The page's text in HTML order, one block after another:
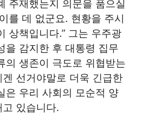
주재했는지 의문을 품으실
를 데 없군요. 현황을 주시
상책입니다.” 그는 우주광
을 감지한 후 대통령 집무
의 생존이 극도로 위협받는
선거야말로 더욱 긴급한
은 우리 사회의 모순적 양
있습니다.